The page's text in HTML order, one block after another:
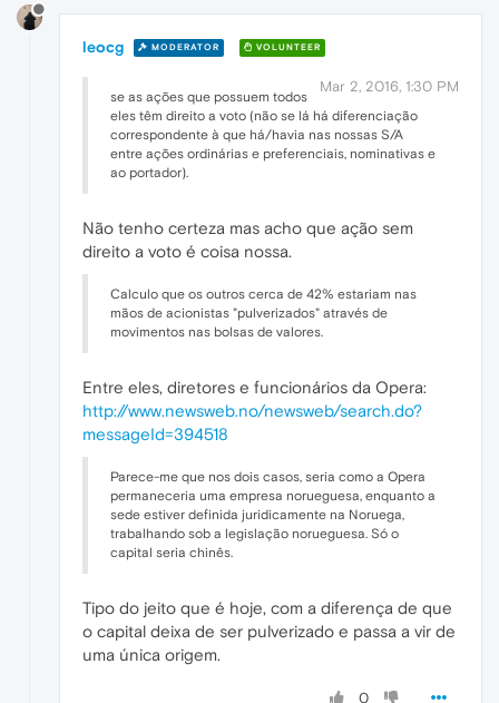
leocg MODERATOR VOLUNTEER
Mar 2, 2016, 1:30 PM
se as ações que possuem todos
eles têm direito a voto (não se lá há diferenciação
correspondente à que há/havia nas nossas S/A
entre ações ordinárias e preferenciais, nominativas e
ao portador).
Não tenho certeza mas acho que ação sem
direito a voto é coisa nossa.
Calculo que os outros cerca de 42% estariam nas
mãos de acionistas "pulverizados" através de
movimentos nas bolsas de valores.
Entre eles, diretores e funcionários da Opera:
http://www.newsweb.no/newsweb/search.do?
messageId=394518
Parece-me que nos dois casos, seria como a Opera
permaneceria uma empresa norueguesa, enquanto a
sede estiver definida juridicamente na Noruega,
trabalhando sob a legislação norueguesa. Só o
capital seria chinês.
Tipo do jeito que é hoje, com a diferença de que
o capital deixa de ser pulverizado e passa a vir de
uma única origem.
0